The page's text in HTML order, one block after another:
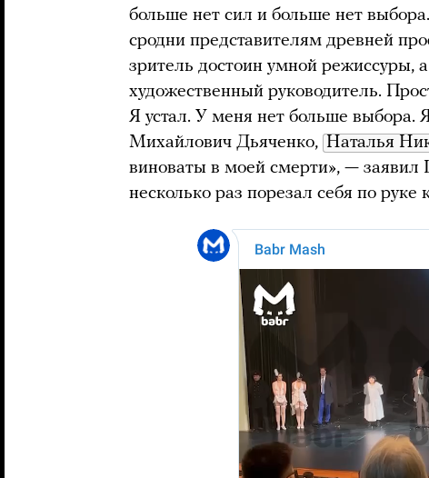
больше нет сил и больше нет
сродни представителям древней
зритель достоин умной режиссуры,
художественный руководитель.
Я устал. У меня нет больше выбора.
Михайлович Дьяченко, Наталья
виноваты в моей смерти», — заявил
несколько раз порезал себя по